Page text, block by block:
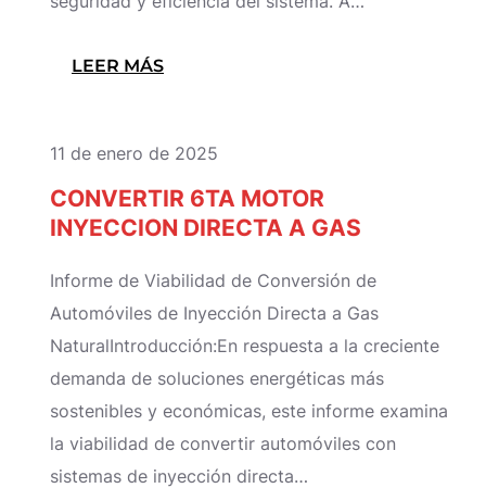
DE
PIEZAS
LATÓN?
LEER MÁS:
LA
CALIDAD
DE
VÁLVULAS
DE
LATÓN
DE
GAS
VEHICULAR?
11 de enero de 2025
CONVERTIR 6TA MOTOR
INYECCION DIRECTA A GAS
Informe de Viabilidad de Conversión de
Automóviles de Inyección Directa a Gas
NaturalIntroducción:En respuesta a la creciente
demanda de soluciones energéticas más
sostenibles y económicas, este informe examina
la viabilidad de convertir automóviles con
sistemas de inyección directa…